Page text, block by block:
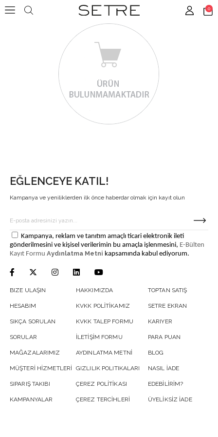
0
EĞLENCEYE KATIL!
Kampanya ve yeniliklerden ilk önce haberdar olmak için kayıt olun
Kampanya, reklam ve tanıtım amaçlı ticari elektronik ileti
gönderilmesini ve kişisel verilerimin bu amaçla işlenmesini, E-Bülten
Kayıt Formu Aydınlatma Metni kapsamında kabul ediyorum.
BIZE ULAŞIN
HESABIM
SIKÇA SORULAN
SORULAR
MAĞAZALARIMIZ
MÜŞTERİ HİZMETLERİ
SIPARIŞ TAKIBI
KAMPANYALAR
HAKKIMIZDA
KVKK POLİTİKAMIZ
KVKK TALEP FORMU
İLETİŞİM FORMU
AYDINLATMA METNİ
GIZLILIK POLITIKALARI
ÇEREZ POLİTİKASI
ÇEREZ TERCİHLERİ
TOPTAN SATIŞ
SETRE EKRAN
KARIYER
PARA PUAN
BLOG
NASIL İADE
EDEBİLİRİM?
ÜYELİKSİZ İADE